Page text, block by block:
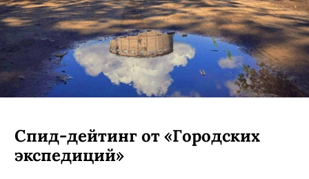
Спид-дейтинг от «Городских
экспедиций»